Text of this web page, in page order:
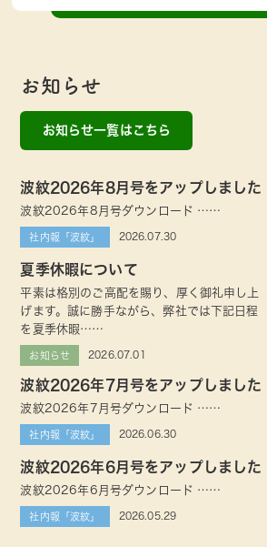
お知らせ
お知らせ一覧はこちら
波紋2026年8月号をアップしました
波紋2026年8月号ダウンロード ……
社内報「波紋」 2026.07.30
夏季休暇について
平素は格別のご高配を賜り、厚く御礼申し上
げます。誠に勝手ながら、弊社では下記日程
を夏季休暇……
お知らせ 2026.07.01
波紋2026年7月号をアップしました
波紋2026年7月号ダウンロード ……
社内報「波紋」 2026.06.30
波紋2026年6月号をアップしました
波紋2026年6月号ダウンロード ……
社内報「波紋」 2026.05.29